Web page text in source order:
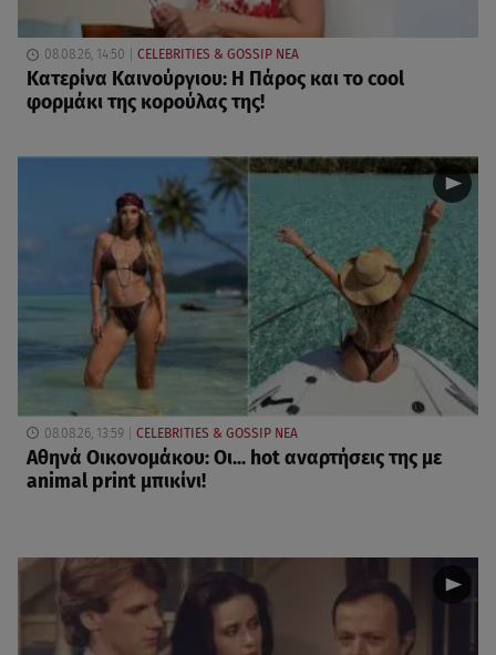
08.08.26, 14:50 CELEBRITIES & GOSSIP ΝΕΑ
Κατερίνα Καινούργιου: Η Πάρος και το cool
φορμάκι της κορούλας της!
08.08.26, 13:59 CELEBRITIES & GOSSIP ΝΕΑ
Αθηνά Οικονομάκου: Οι... hot αναρτήσεις της με
animal print μπικίνι!